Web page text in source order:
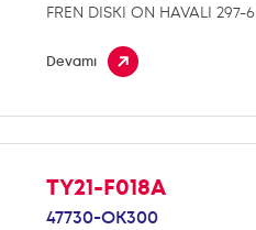
FREN DISKI ON HAVALI 297-6
Devamı
TY21-F018A
47730-OK300